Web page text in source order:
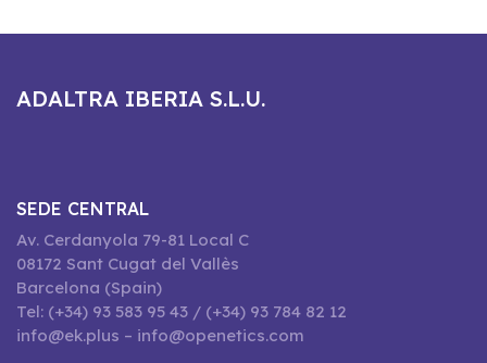
ADALTRA IBERIA S.L.U.
SEDE CENTRAL
Av. Cerdanyola 79-81 Local C
08172 Sant Cugat del Vallès
Barcelona (Spain)
Tel: (+34) 93 583 95 43 / (+34) 93 784 82 12
info@ek.plus – info@openetics.com